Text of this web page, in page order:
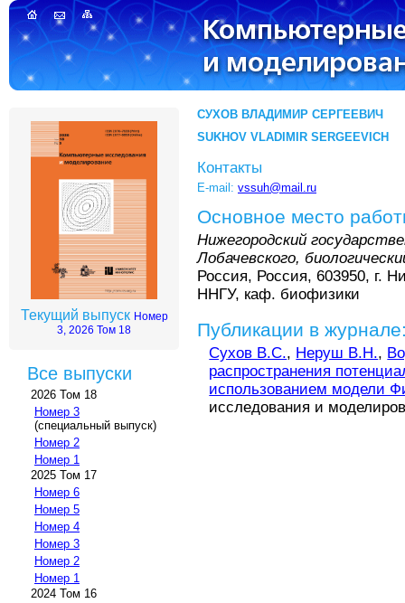
Текущий выпуск Номер
3, 2026 Том 18
Все выпуски
2026 Том 18
Номер 3
(специальный выпуск)
Номер 2
Номер 1
2025 Том 17
Номер 6
Номер 5
Номер 4
Номер 3
Номер 2
Номер 1
2024 Том 16
СУХОВ ВЛАДИМИР СЕРГЕЕВИЧ
SUKHOV VLADIMIR SERGEEVICH
Контакты
E-mail: vssuh@mail.ru
Основное место
Нижегородский
Лобачевского,
Россия, Россия, 603950, г.
ННГУ, каф. биофизики
Публикации в
Сухов В.С., Неруш В.Н.,
распространения
использованием модели
исследования и